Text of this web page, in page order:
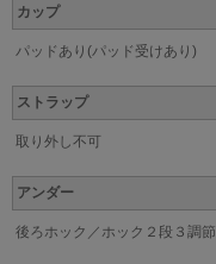
カップ
パッドあり(パッド受けあり)
ストラップ
取り外し不可
アンダー
後ろホック／ホック２段３調節